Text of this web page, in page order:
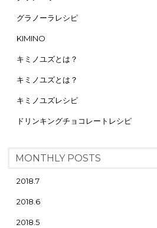
グラノーラレシピ
KIMINO
キミノユズとは？
キミノユズとは？
キミノユズレシピ
ドリンキングチョコレートレシピ
MONTHLY POSTS
2018.7
2018.6
2018.5